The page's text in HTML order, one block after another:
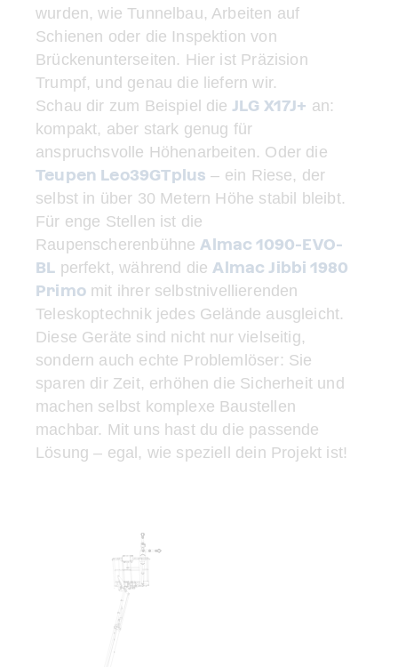
wurden, wie Tunnelbau, Arbeiten auf
Schienen oder die Inspektion von
Brückenunterseiten. Hier ist Präzision
Trumpf, und genau die liefern wir.
Schau dir zum Beispiel die JLG X17J+ an:
kompakt, aber stark genug für
anspruchsvolle Höhenarbeiten. Oder die
Teupen Leo39GTplus – ein Riese, der
selbst in über 30 Metern Höhe stabil bleibt.
Für enge Stellen ist die
RaupenscherenbühneAlmac 1090-EVO-
BL perfekt, während dieAlmac Jibbi 1980
Primomit ihrer selbstnivellierenden
Teleskoptechnik jedes Gelände ausgleicht.
Diese Geräte sind nicht nur vielseitig,
sondern auch echte Problemlöser: Sie
sparen dir Zeit, erhöhen die Sicherheit und
machen selbst komplexe Baustellen
machbar. Mit uns hast du die passende
Lösung – egal, wie speziell dein Projekt ist!